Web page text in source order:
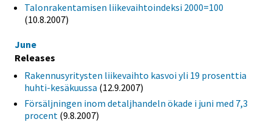
Talonrakentamisen liikevaihtoindeksi 2000=100
(10.8.2007)
June
Releases
Rakennusyritysten liikevaihto kasvoi yli 19 prosenttia
huhti-kesäkuussa (12.9.2007)
Försäljningen inom detaljhandeln ökade i juni med 7,3
procent (9.8.2007)